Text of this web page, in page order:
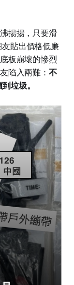
揚揚，只要滑
貼出價格低廉
板崩壞的慘烈
陷入兩難： 不
垃圾。